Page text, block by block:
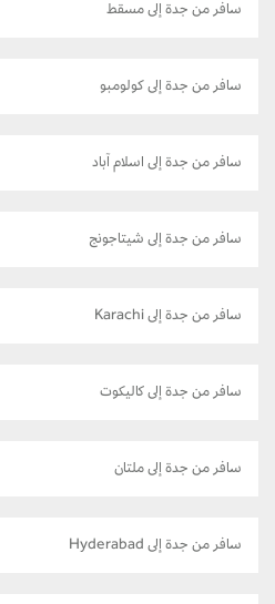
سافر من جدة إلى مسقط
سافر من جدة إلى كولومبو
سافر من جدة إلى اسلام آباد
سافر من جدة إلى شيتاجونج
سافر من جدة إلى Karachi
سافر من جدة إلى كاليكوت
سافر من جدة إلى ملتان
سافر من جدة إلى Hyderabad